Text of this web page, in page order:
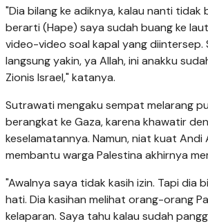
"Dia bilang ke adiknya, kalau nanti tidak
berarti (Hape) saya sudah buang ke
video-video soal kapal yang diintersep.
langsung yakin, ya Allah, ini anakku
Zionis Israel," katanya.
Sutrawati mengaku sempat melarang
berangkat ke Gaza, karena khawatir
keselamatannya. Namun, niat kuat Andi
membantu warga Palestina akhirnya
"Awalnya saya tidak kasih izin. Tapi dia
hati. Dia kasihan melihat orang-orang
kelaparan. Saya tahu kalau sudah